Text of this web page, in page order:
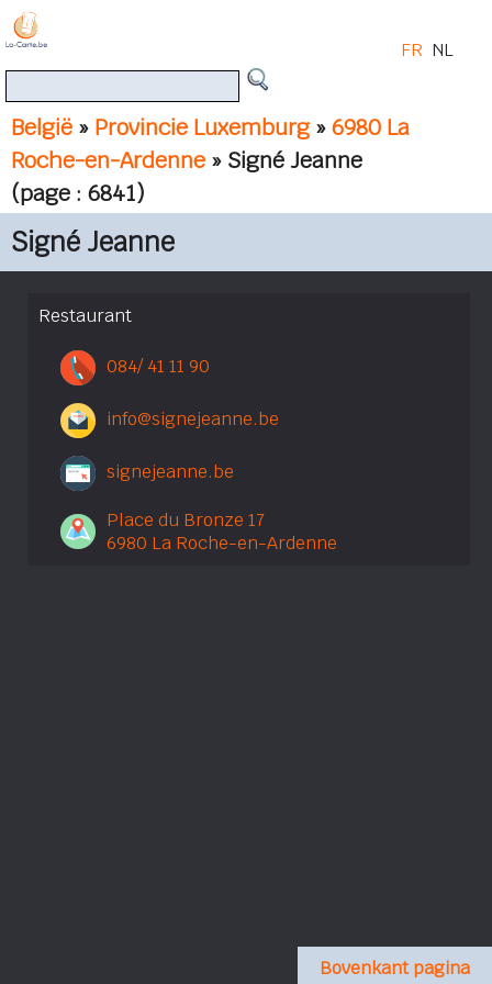
België » Provincie Luxemburg»6980 La
Roche-en-Ardenne » Signé Jeanne
(page : 6841)
FR NL
Signé Jeanne
Restaurant
084/ 41 11 90
info@signejeanne.be
signejeanne.be
Place du Bronze 17
6980 La Roche-en-Ardenne
Bovenkant pagina